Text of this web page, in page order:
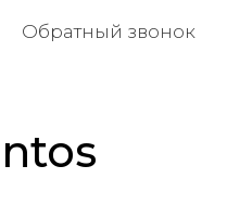
Обратный звонок